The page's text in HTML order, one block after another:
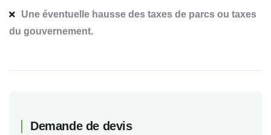
Une éventuelle hausse des taxes de parcs ou taxes
du gouvernement.
Demande de devis